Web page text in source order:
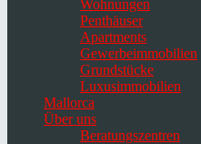
Wohnungen
Penthäuser
Apartments
Gewerbeimmobilien
Grundstücke
Luxusimmobilien
Mallorca
Über uns
Beratungszentren